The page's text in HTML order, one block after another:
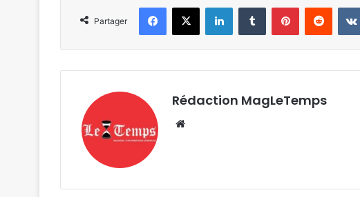
Partager
Facebook
X LinkedinTumblr PinterestReddit
Rédaction MagLeTemps